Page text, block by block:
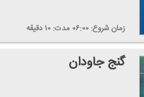
زمان شروع: ۰۶:۰۰ مدت: ۱۰دقیقه
گنج جاودان